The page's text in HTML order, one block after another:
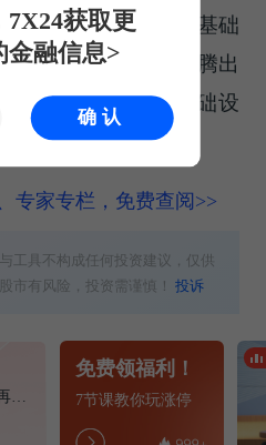
技巨头们大幅增加AI基础
这些巨头们都力争腾出
工智能数据中心基础设
专家专栏，免费查阅>>
工具不构成任何投资建议，仅供
市有风险，投资需谨慎！投诉
免费领福利！
7节课教你玩涨停
获取更
金融信息>
确认